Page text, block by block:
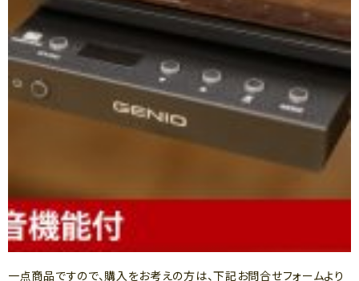
一点商品ですので、購入をお考えの方は、下記お問合せフォームより